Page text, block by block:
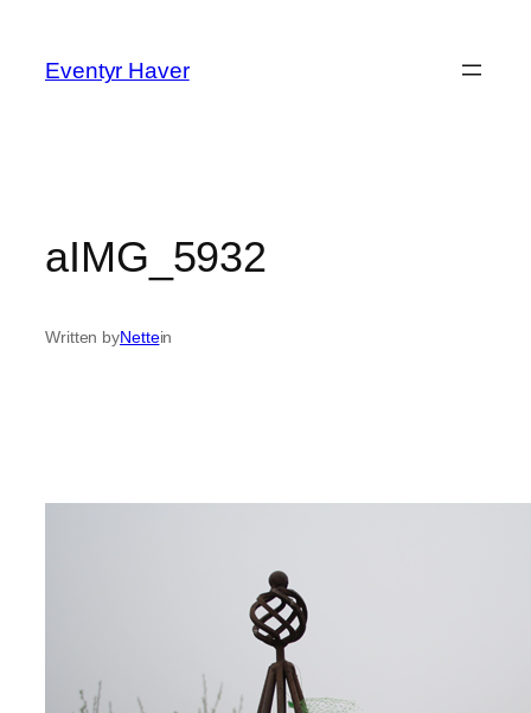
indhold
Eventyr Haver
aIMG_5932
Written byNettein